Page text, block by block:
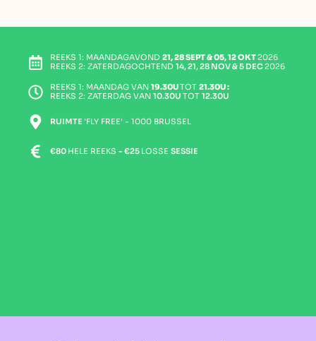
REEKS 1: MAANDAGAVOND 21, 28 SEPT & 05, 12 OKT2026
REEKS 2: ZATERDAGOCHTEND 14, 21, 28 NOV & 5 DEC2026
REEKS 1: MAANDAG VAN 19.30UTOT 21.30U :
REEKS 2: ZATERDAG VAN 10.30U TOT 12.30U
RUIMTE 'FLY FREE' - 1000 BRUSSEL
€80 HELE REEKS - €25 LOSSE SESSIE